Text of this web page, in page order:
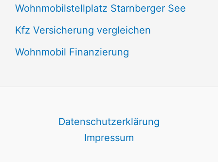
Wohnmobilstellplatz Starnberger See
Kfz Versicherung vergleichen
Wohnmobil Finanzierung
Datenschutzerklärung
Impressum